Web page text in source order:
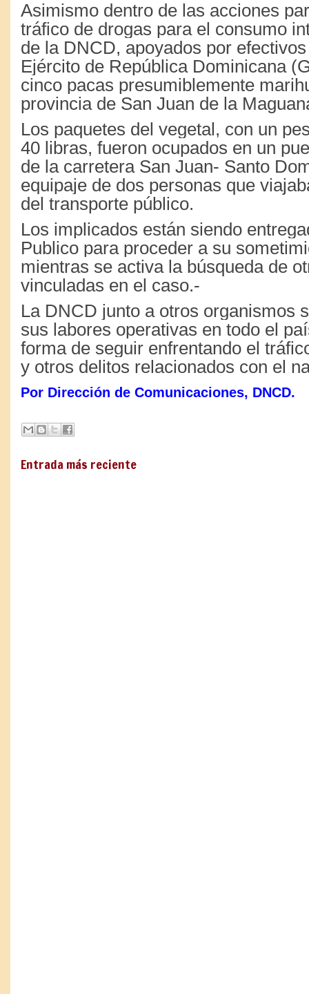
Asimismo dentro de las acciones
tráfico de drogas para el consumo
de la DNCD, apoyados por
Ejército de República Dominicana
cinco pacas presumiblemente
provincia de San Juan de la
Los paquetes del vegetal, con un
40 libras, fueron ocupados en un
de la carretera San Juan- Santo
equipaje de dos personas que
del transporte público.
Los implicados están siendo
Publico para proceder a su
mientras se activa la búsqueda de
vinculadas en el caso.-
La DNCD junto a otros organismos
sus labores operativas en todo el
forma de seguir enfrentando el
y otros delitos relacionados con el
Por Dirección de Comunicaciones, DNCD.
Entrada más reciente